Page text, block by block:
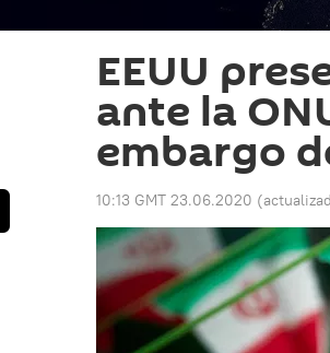
EEUU
ante la
embargo
10:13 GMT 23.06.2020